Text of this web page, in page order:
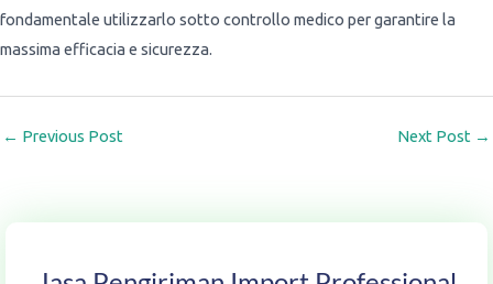
fondamentale utilizzarlo sotto controllo medico per garantire la
massima efficacia e sicurezza.
← Previous Post Next Post →